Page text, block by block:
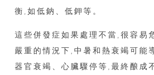
衡,如低鈉、低鉀等。
這些併發症如果處理不當,很容易
嚴重的情況下,中暑和熱衰竭可能
器官衰竭、心臟驟停等,最終酿成